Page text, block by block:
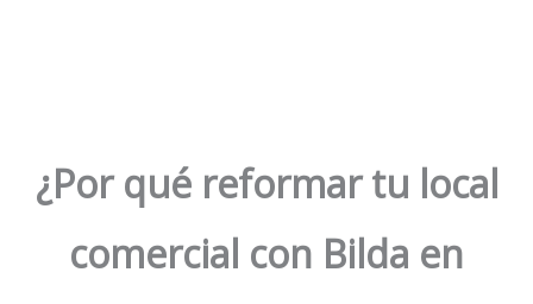
¿Por qué reformar tu local
comercial con Bilda en